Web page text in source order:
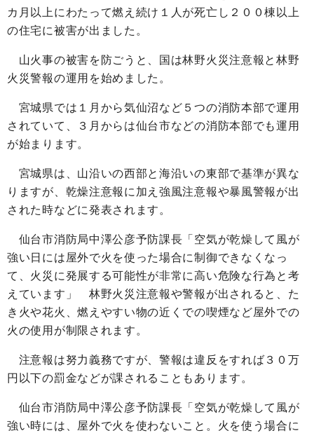
カ月以上にわたって燃え続け１人が死亡し２００棟以上
の住宅に被害が出ました。
山火事の被害を防ごうと、国は林野火災注意報と林野
火災警報の運用を始めました。
宮城県では１月から気仙沼など５つの消防本部で運用
されていて、３月からは仙台市などの消防本部でも運用
が始まります。
宮城県は、山沿いの西部と海沿いの東部で基準が異な
りますが、乾燥注意報に加え強風注意報や暴風警報が出
された時などに発表されます。
仙台市消防局中澤公彦予防課長「空気が乾燥して風が
強い日には屋外で火を使った場合に制御できなくなっ
て、火災に発展する可能性が非常に高い危険な行為と考
えています」 林野火災注意報や警報が出されると、た
き火や花火、燃えやすい物の近くでの喫煙など屋外での
火の使用が制限されます。
注意報は努力義務ですが、警報は違反をすれば３０万
円以下の罰金などが課されることもあります。
仙台市消防局中澤公彦予防課長「空気が乾燥して風が
強い時には、屋外で火を使わないこと。火を使う場合に